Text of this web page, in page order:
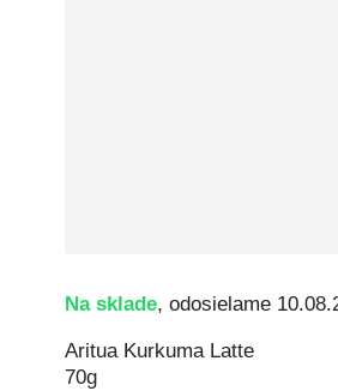
Na sklade, odosielame
Aritua Kurkuma Latte
70g